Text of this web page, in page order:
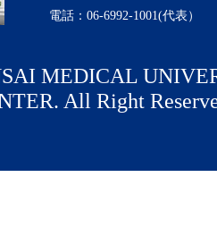
電話：06-6992-1001(代表）
MEDICAL
All Right